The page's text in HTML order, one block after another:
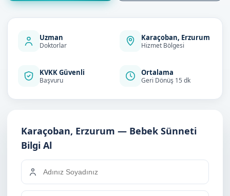
Uzman
Doktorlar
Karaçoban, Erzurum
Hizmet Bölgesi
KVKK Güvenli
Başvuru
Ortalama
Geri Dönüş 15 dk
Karaçoban, Erzurum — Bebek Sünneti
Bilgi Al